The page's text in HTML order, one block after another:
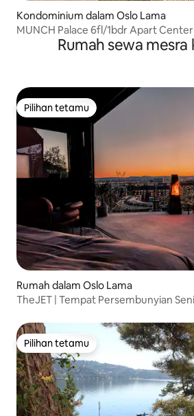
Kondominium dalam Oslo Lama
MUNCH Palace 6fl/1bdr Apart
Rumah sewa mesra
Pilihan tetamu
Pilihan tetamu
Rumah dalam Oslo Lama
TheJET | Tempat Persembunyian Seni
Pilihan tetamu
Pilihan tetamu